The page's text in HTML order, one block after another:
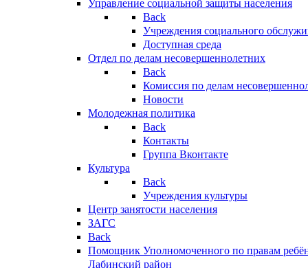
Управление социальной защиты населения
Back
Учреждения социального
Доступная среда
Отдел по делам несовершеннолетних
Back
Комиссия по делам
Новости
Молодежная политика
Back
Контакты
Группа Вконтакте
Культура
Back
Учреждения культуры
Центр занятости населения
ЗАГС
Back
Помощник Уполномоченного по правам
Лабинский район